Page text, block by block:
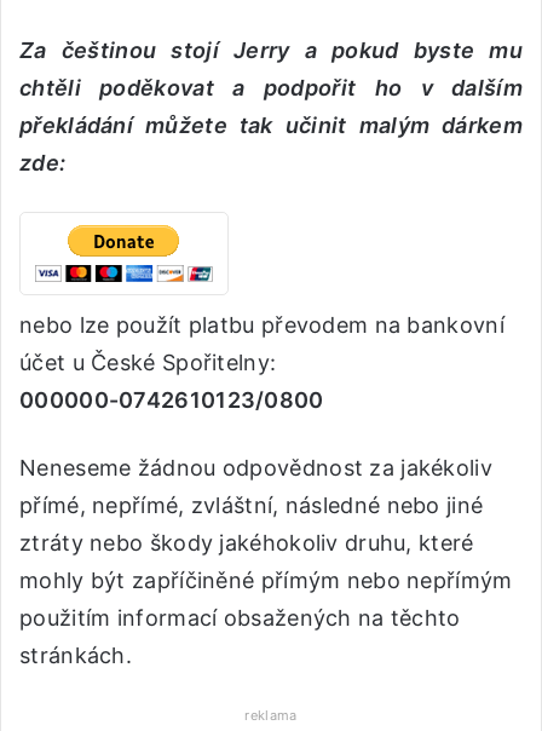
Za češtinou stojí Jerry a pokud byste mu
chtěli poděkovat a podpořit ho v dalším
překládání můžete tak učinit malým dárkem
zde:
nebo lze použít platbu převodem na bankovní
účet u České Spořitelny:
000000-0742610123/0800
Neneseme žádnou odpovědnost za jakékoliv
přímé, nepřímé, zvláštní, následné nebo jiné
ztráty nebo škody jakéhokoliv druhu, které
mohly být zapříčiněné přímým nebo nepřímým
použitím informací obsažených na těchto
stránkách.
reklama